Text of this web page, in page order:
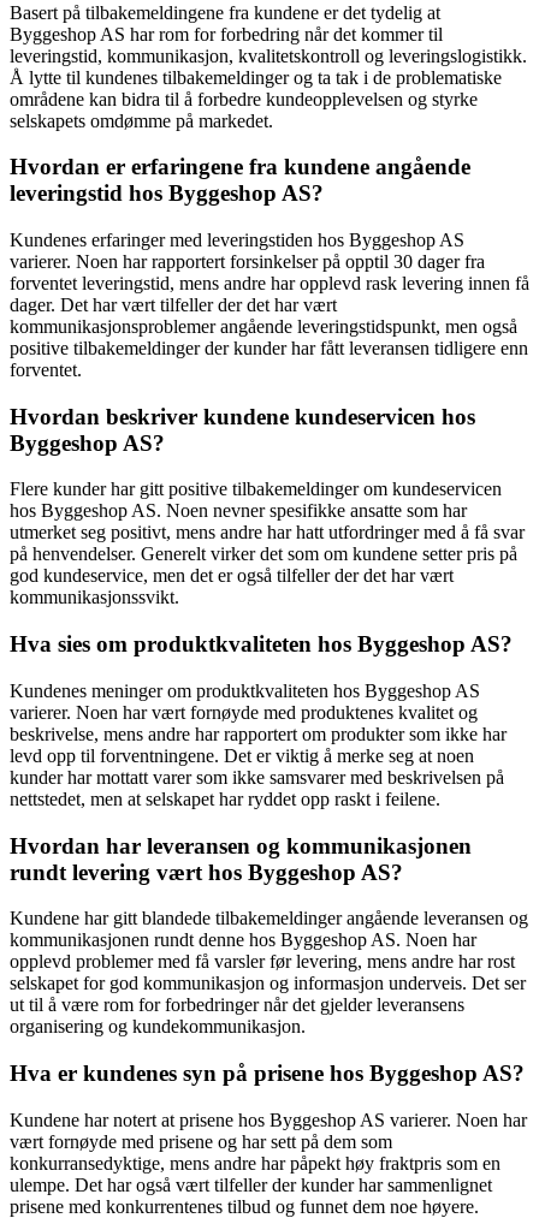
Basert på tilbakemeldingene fra kundene er det tydelig at
Byggeshop AS har rom for forbedring når det kommer til
leveringstid, kommunikasjon, kvalitetskontroll og leveringslogistikk.
Å lytte til kundenes tilbakemeldinger og ta tak i de problematiske
områdene kan bidra til å forbedre kundeopplevelsen og styrke
selskapets omdømme på markedet.
Hvordan er erfaringene fra kundene angående
leveringstid hos Byggeshop AS?
Kundenes erfaringer med leveringstiden hos Byggeshop AS
varierer. Noen har rapportert forsinkelser på opptil 30 dager fra
forventet leveringstid, mens andre har opplevd rask levering innen få
dager. Det har vært tilfeller der det har vært
kommunikasjonsproblemer angående leveringstidspunkt, men også
positive tilbakemeldinger der kunder har fått leveransen tidligere enn
forventet.
Hvordan beskriver kundene kundeservicen hos
Byggeshop AS?
Flere kunder har gitt positive tilbakemeldinger om kundeservicen
hos Byggeshop AS. Noen nevner spesifikke ansatte som har
utmerket seg positivt, mens andre har hatt utfordringer med å få svar
på henvendelser. Generelt virker det som om kundene setter pris på
god kundeservice, men det er også tilfeller der det har vært
kommunikasjonssvikt.
Hva sies om produktkvaliteten hos Byggeshop AS?
Kundenes meninger om produktkvaliteten hos Byggeshop AS
varierer. Noen har vært fornøyde med produktenes kvalitet og
beskrivelse, mens andre har rapportert om produkter som ikke har
levd opp til forventningene. Det er viktig å merke seg at noen
kunder har mottatt varer som ikke samsvarer med beskrivelsen på
nettstedet, men at selskapet har ryddet opp raskt i feilene.
Hvordan har leveransen og kommunikasjonen
rundt levering vært hos Byggeshop AS?
Kundene har gitt blandede tilbakemeldinger angående leveransen og
kommunikasjonen rundt denne hos Byggeshop AS. Noen har
opplevd problemer med få varsler før levering, mens andre har rost
selskapet for god kommunikasjon og informasjon underveis. Det ser
ut til å være rom for forbedringer når det gjelder leveransens
organisering og kundekommunikasjon.
Hva er kundenes syn på prisene hos Byggeshop AS?
Kundene har notert at prisene hos Byggeshop AS varierer. Noen har
vært fornøyde med prisene og har sett på dem som
konkurransedyktige, mens andre har påpekt høy fraktpris som en
ulempe. Det har også vært tilfeller der kunder har sammenlignet
prisene med konkurrentenes tilbud og funnet dem noe høyere.